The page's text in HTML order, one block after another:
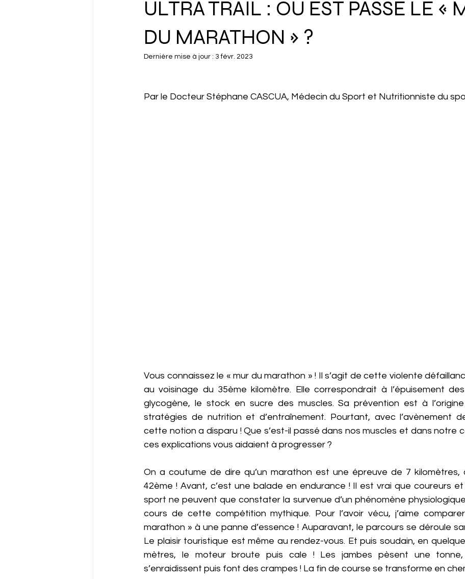
ULTRA TRAIL : OÙ EST PASSÉ LE «
DU MARATHON » ?
Dernière mise à jour : 3 févr. 2023
Par le Docteur Stéphane CASCUA, Médecin du Sport et Nutritionniste du
Vous connaissez le « mur du marathon » ! Il s’agit de cette violente
au voisinage du 35ème kilomètre. Elle correspondrait à l’épuisement
glycogène, le stock en sucre des muscles. Sa prévention est à
stratégies de nutrition et d’entraînement. Pourtant, avec l’avènement
cette notion a disparu ! Que s’est-il passé dans nos muscles et dans notre
ces explications vous aidaient à progresser ?
On a coutume de dire qu’un marathon est une épreuve de 7 kilomètres,
42ème ! Avant, c’est une balade en endurance ! Il est vrai que coureurs
sport ne peuvent que constater la survenue d’un phénomène
cours de cette compétition mythique. Pour l’avoir vécu, j’aime
marathon » à une panne d’essence ! Auparavant, le parcours se déroule
Le plaisir touristique est même au rendez-vous. Et puis soudain, en
mètres, le moteur broute puis cale ! Les jambes pèsent une tonne,
s’enraidissent puis font des crampes ! La fin de course se transforme en